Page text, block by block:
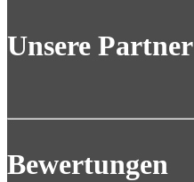
Unsere Partner
Bewertungen